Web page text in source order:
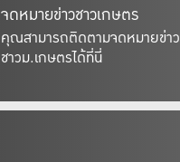
จดหมายข่าวชาวเกษตร
คุณสามารถติดตามจดหมายข่าว
ชาวม.เกษตรได้ที่นี่